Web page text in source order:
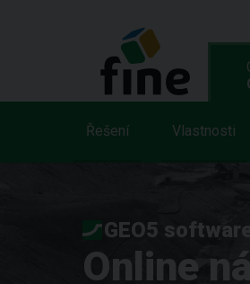
Řešení Vlastnosti
GEO5
Online